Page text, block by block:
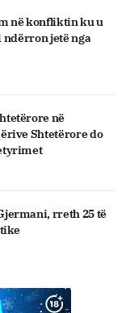
në konfliktin ku u
jetë nga
në
Shtetërore do
rreth 25 të